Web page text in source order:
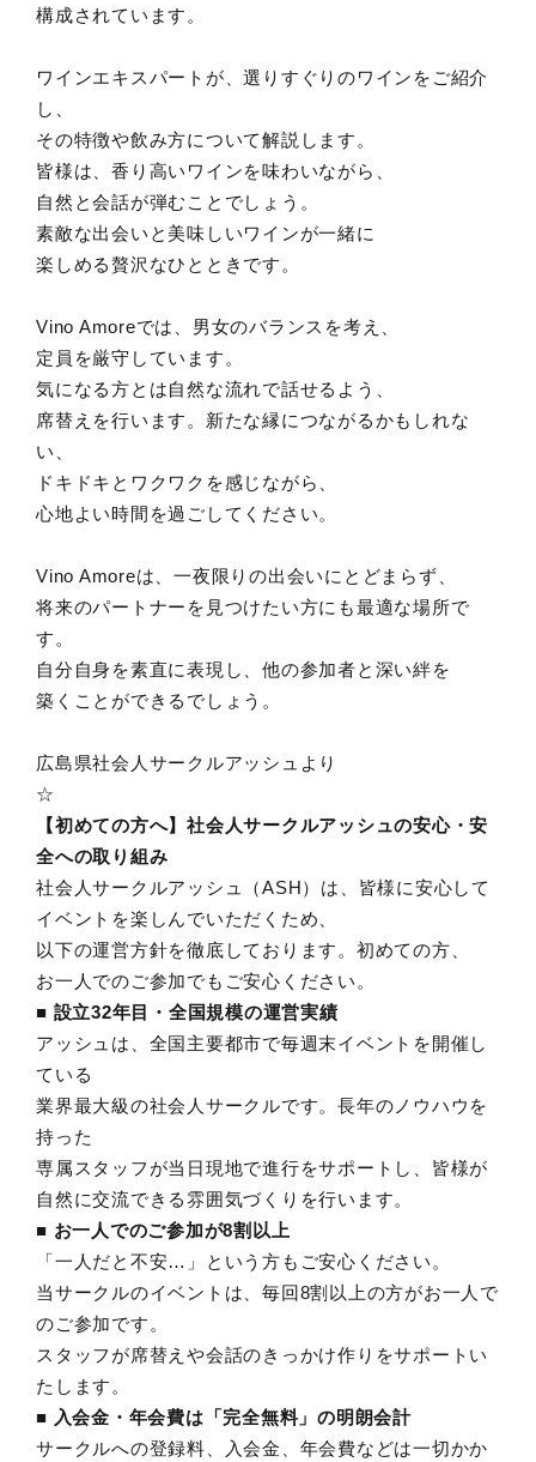
構成されています。
ワインエキスパートが、選りすぐりのワインをご紹介
し、
その特徴や飲み方について解説します。
皆様は、香り高いワインを味わいながら、
自然と会話が弾むことでしょう。
素敵な出会いと美味しいワインが一緒に
楽しめる贅沢なひとときです。
Vino Amoreでは、男女のバランスを考え、
定員を厳守しています。
気になる方とは自然な流れで話せるよう、
席替えを行います。新たな縁につながるかもしれな
い、
ドキドキとワクワクを感じながら、
心地よい時間を過ごしてください。
Vino Amoreは、一夜限りの出会いにとどまらず、
将来のパートナーを見つけたい方にも最適な場所で
す。
自分自身を素直に表現し、他の参加者と深い絆を
築くことができるでしょう。
広島県社会人サークルアッシュより
☆
【初めての方へ】社会人サークルアッシュの安心・安
全への取り組み
社会人サークルアッシュ（ASH）は、皆様に安心して
イベントを楽しんでいただくため、
以下の運営方針を徹底しております。初めての方、
お一人でのご参加でもご安心ください。
■ 設立32年目・全国規模の運営実績
アッシュは、全国主要都市で毎週末イベントを開催し
ている
業界最大級の社会人サークルです。長年のノウハウを
持った
専属スタッフが当日現地で進行をサポートし、皆様が
自然に交流できる雰囲気づくりを行います。
■ お一人でのご参加が8割以上
「一人だと不安…」という方もご安心ください。
当サークルのイベントは、毎回8割以上の方がお一人で
のご参加です。
スタッフが席替えや会話のきっかけ作りをサポートい
たします。
■ 入会金・年会費は「完全無料」の明朗会計
サークルへの登録料、入会金、年会費などは一切かか